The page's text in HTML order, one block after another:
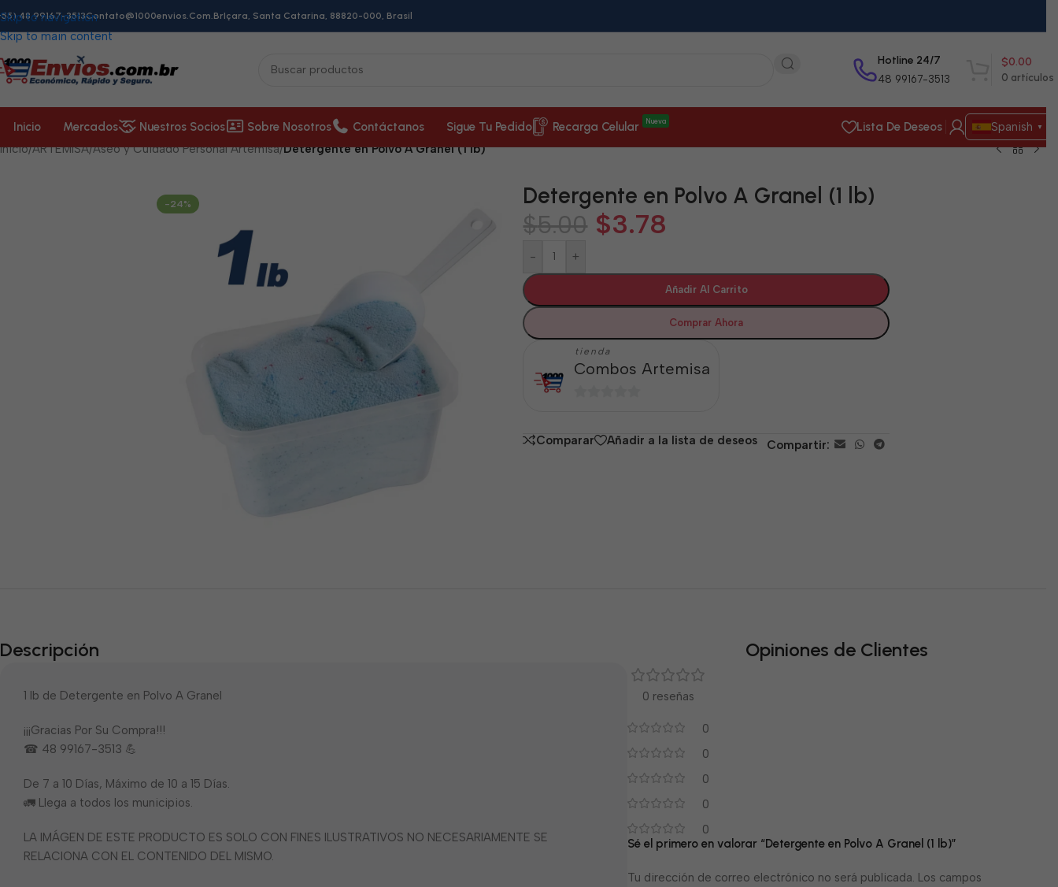
Skip to navigation
Skip to main content
48 99167-3513Contato@1000envios.com.brIçara, Santa Catarina, 88820-000, Brasil
Hotline 24/7
48 99167-3513 0 artículos
$0.00
Inicio Mercados Nuestros Socios Sobre Nosotros Contáctanos Sigue Tu Pedido Recarga Celular Nueva Lista De Deseos Spanish ▼
Inicio/ARTEMISA/Aseo y Cuidado Personal Artemisa/Detergente en Polvo A Granel (1 lb)
-24% Detergente en Polvo A Granel (1 lb)
$5.00 $3.78
- +
Añadir Al Carrito
Comprar Ahora
tienda
Combos Artemisa
5
Comparar Añadir a la lista de deseos Compartir:
Descripción
1 lb de Detergente en Polvo A Granel
¡¡¡Gracias Por Su Compra!!!
☎ 48 99167-3513 💪
De 7 a 10 Días, Máximo de 10 a 15 Días.
🚛 Llega a todos los municipios.
LA IMÁGEN DE ESTE PRODUCTO ES SOLO CON FINES ILUSTRATIVOS NO NECESARIAMENTE SE
RELACIONA CON EL CONTENIDO DEL MISMO.
Opiniones de Clientes
0 reseñas
0
0
0
0
0
Sé el primero en valorar “Detergente en Polvo A Granel (1 lb)”
Tu dirección de correo electrónico no será publicada. Los campos